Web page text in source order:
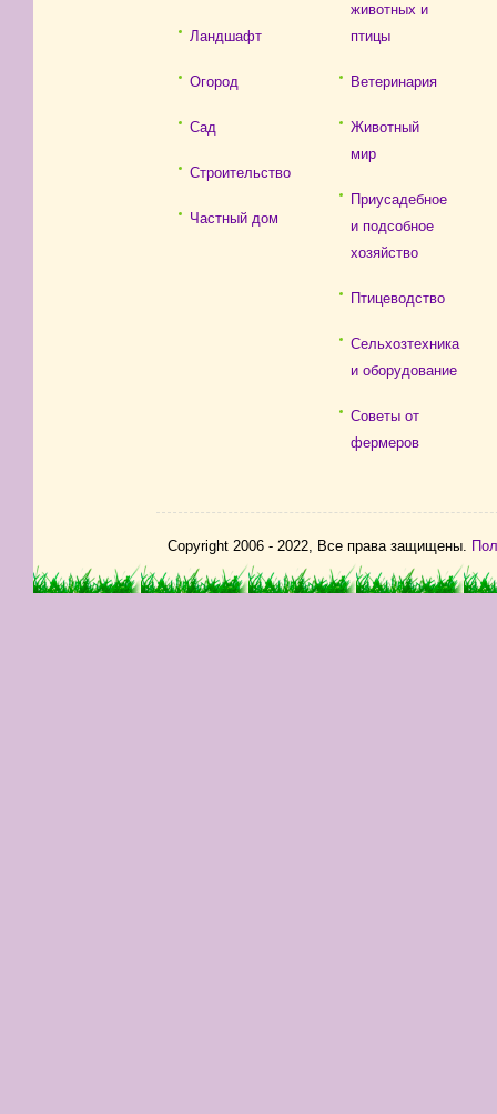
Ландшафт
Огород
Сад
Строительство
Частный дом
животных и
птицы
Ветеринария
Животный
мир
Приусадебное
и подсобное
хозяйство
Птицеводство
Сельхозтехника
и оборудование
Советы от
фермеров
Copyright 2006 - 2022, Все права защищены.